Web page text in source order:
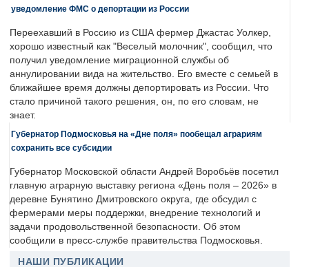
уведомление ФМС о депортации из России
Переехавший в Россию из США фермер Джастас Уолкер,
хорошо известный как "Веселый молочник", сообщил, что
получил уведомление миграционной службы об
аннулировании вида на жительство. Его вместе с семьей в
ближайшее время должны депортировать из России. Что
стало причиной такого решения, он, по его словам, не
знает.
Губернатор Подмосковья на «Дне поля» пообещал аграриям
сохранить все субсидии
Губернатор Московской области Андрей Воробьёв посетил
главную аграрную выставку региона «День поля – 2026» в
деревне Бунятино Дмитровского округа, где обсудил с
фермерами меры поддержки, внедрение технологий и
задачи продовольственной безопасности. Об этом
сообщили в пресс-службе правительства Подмосковья.
НАШИ ПУБЛИКАЦИИ